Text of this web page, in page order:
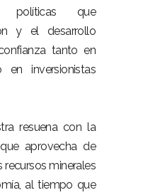
políticas que
y el desarrollo
tanto en
inversionistas
resuena con la
aprovecha de
recursos minerales
al tiempo que